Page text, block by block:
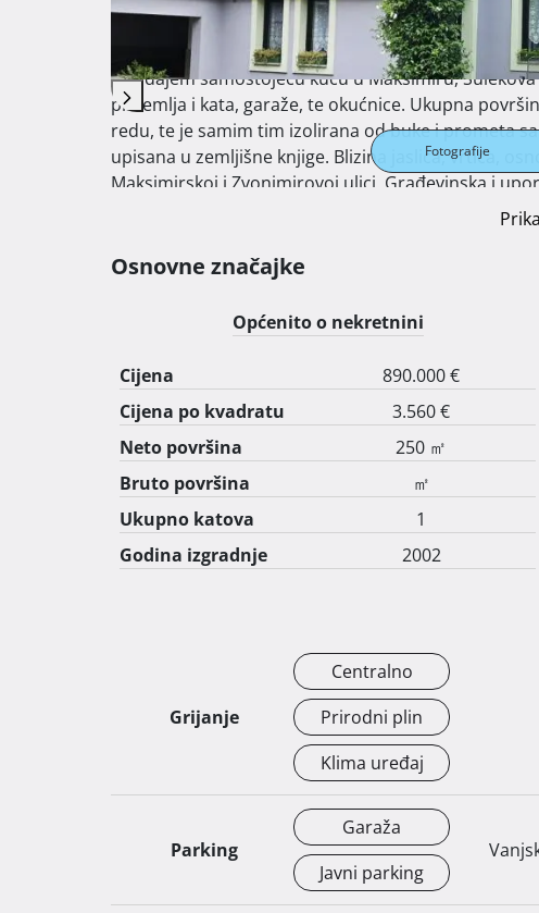
Fotografije
Prodajem samostojeću kuću u Maksimiru, Šulekova ulica, blizina Kvaternikovog trga. Sastoji se od
prizemlja i kata, garaže, te okućnice. Ukupna
redu, te je samim tim izolirana od buke i prometa
upisana u zemljišne knjige. Blizina jaslica, vrtića,
Maksimirskoj i Zvonimirovoj ulici. Građevinska i
kupaonice s WC-om, WC za goste, dnevni boravak
podnog grijanja u prizemlju, velika terasa. Cijena
Osnovne značajke
Općenito o nekretnini
Cijena
890.000 €
Cijena po kvadratu
3.560 €
Neto površina
250 ㎡
Bruto površina
㎡
Ukupno katova
1
Godina izgradnje
2002
Grijanje
Centralno
Prirodni plin
Klima uređaj
Parking
Garaža
Javni parking